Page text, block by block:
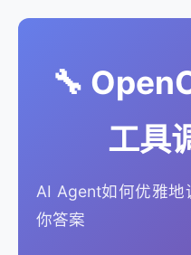
🔧
工具
AI Agent如何优雅
你答案